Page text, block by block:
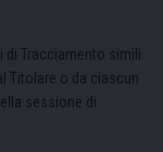
di Tracciamento simili
Titolare o da ciascun
sessione di